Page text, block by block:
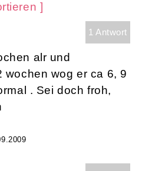
]
1 Antwort
alr und
wochen wog er ca 6, 9
. Sei doch froh,